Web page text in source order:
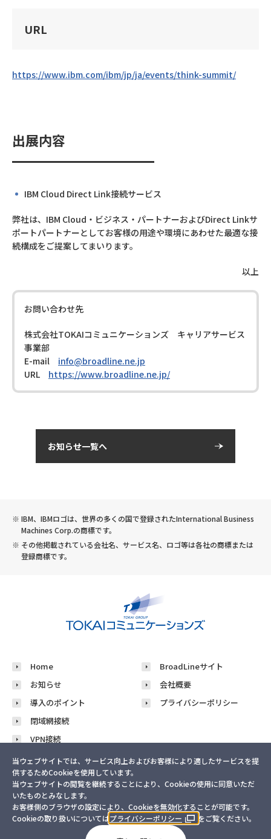
当ウェブサイトでは、サービス向上およびお客様により適したサービスを提
供するためCookieを使用しています。
当ウェブサイトの閲覧を継続することにより、Cookieの使用に同意いただ
いたものとみなします。
お客様側のブラウザの設定により、Cookieを無効化することが可能です。
Cookieの取り扱いについては プライバシーポリシー をご覧ください。
URL
https://www.ibm.com/ibm/jp/ja/events/think-summit/
出展内容
IBM Cloud Direct Link接続サービス
弊社は、IBM Cloud・ビジネス・パートナーおよびDirect Linkサ
ポートパートナーとしてお客様の用途や環境にあわせた最適な接
続構成をご提案してまいります。
以上
お問い合わせ先
株式会社TOKAIコミュニケーションズ キャリアサービス
事業部
E-mail info@broadline.ne.jp
URL https://www.broadline.ne.jp/
お知らせ一覧へ
IBM、IBMロゴは、世界の多くの国で登録されたInternational Business
Machines Corp.の商標です。
その他掲載されている会社名、サービス名、ロゴ等は各社の商標または
登録商標です。
Home
お知らせ
導入のポイント
閉域網接続
VPN接続
導入事例
お問い合わせ
BroadLineサイト
会社概要
プライバシーポリシー
©TOKAI Communications Corporation